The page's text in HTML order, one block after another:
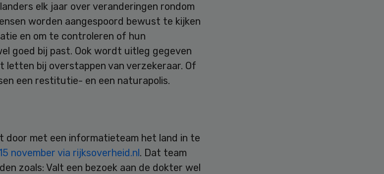
elk jaar over veranderingen rondom
worden aangespoord bewust te kijken
en om te controleren of hun
goed bij past. Ook wordt uitleg gegeven
letten bij overstappen van verzekeraar. Of
een restitutie- en een naturapolis.
door met een informatieteam het land in te
november via rijksoverheid.nl. Dat team
zoals: Valt een bezoek aan de dokter wel